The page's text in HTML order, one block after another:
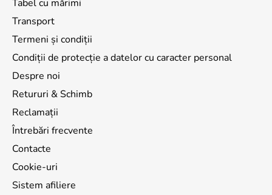
Tabel cu mărimi
Transport
Termeni și condiții
Condiții de protecție a datelor cu caracter personal
Despre noi
Retururi & Schimb
Reclamații
Întrebări frecvente
Contacte
Cookie-uri
Sistem afiliere